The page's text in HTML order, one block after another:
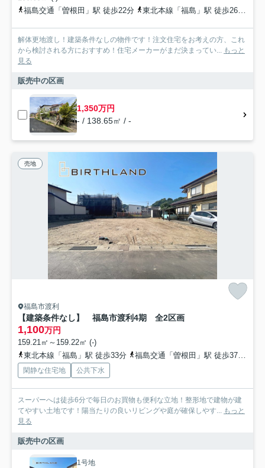
福島交通「曽根田」駅 徒歩22分
東北本線「福島」駅 徒歩26分
解体更地渡し！建築条件なしの物件です！注文住宅をお考えの方、これ
から検討される方におすすめ！住宅メーカーがまだ決まってい... もっと
見る
販売中の区画
1,350万円
- / 138.65㎡ / -
売地
福島市渡利
【建築条件なし】 福島市渡利4期 全2区画
1,100万円
159.21㎡～159.22㎡ (-)
東北本線「福島」駅 徒歩33分
福島交通「曽根田」駅 徒歩37分
閑静な住宅地 公共下水
スーパーへは徒歩6分で毎日のお買物も便利な立地！整形地で建物が建
てやすい土地です！陽当たりの良いリビングや庭が確保しやす... もっと
見る
販売中の区画
1号地